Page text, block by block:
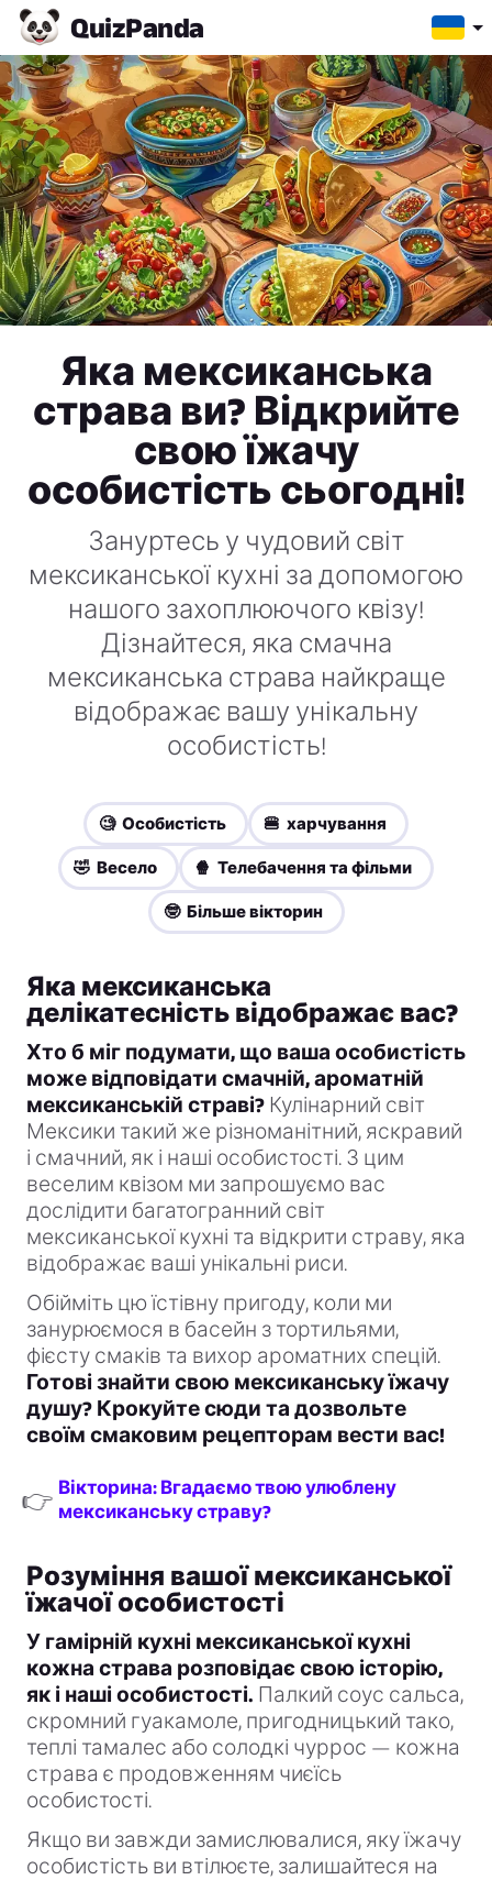
QuizPanda
Яка мексиканська
страва ви? Відкрийте
свою їжачу
особистість сьогодні!
Зануртесь у чудовий світ
мексиканської кухні за допомогою
нашого захоплюючого квізу!
Дізнайтеся, яка смачна
мексиканська страва найкраще
відображає вашу унікальну
особистість!
🧐 Особистість 🍔 харчування
🤣 Весело 🍿 Телебачення та фільми
🤓 Більше вікторин
Яка мексиканська
делікатесність відображає вас?
Хто б міг подумати, що ваша особистість
може відповідати смачній, ароматній
мексиканській страві? Кулінарний світ
Мексики такий же різноманітний, яскравий
і смачний, як і наші особистості. З цим
веселим квізом ми запрошуємо вас
дослідити багатогранний світ
мексиканської кухні та відкрити страву, яка
відображає ваші унікальні риси.
Обійміть цю їстівну пригоду, коли ми
занурюємося в басейн з тортильями,
фієсту смаків та вихор ароматних спецій.
Готові знайти свою мексиканську їжачу
душу? Крокуйте сюди та дозвольте
своїм смаковим рецепторам вести вас!
👉 Вікторина: Вгадаємо твою улюблену
мексиканську страву?
Розуміння вашої мексиканської
їжачої особистості
У гамірній кухні мексиканської кухні
кожна страва розповідає свою історію,
як і наші особистості. Палкий соус сальса,
скромний гуакамоле, пригодницький тако,
теплі тамалес або солодкі чуррос — кожна
страва є продовженням чиєїсь
особистості.
Якщо ви завжди замислювалися, яку їжачу
особистість ви втілюєте, залишайтеся на